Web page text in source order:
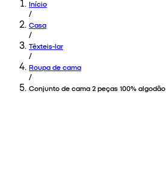
Início
/
Casa
/
Têxteis-lar
/
Roupa de cama
/
Conjunto de cama 2 peças 100% algodão